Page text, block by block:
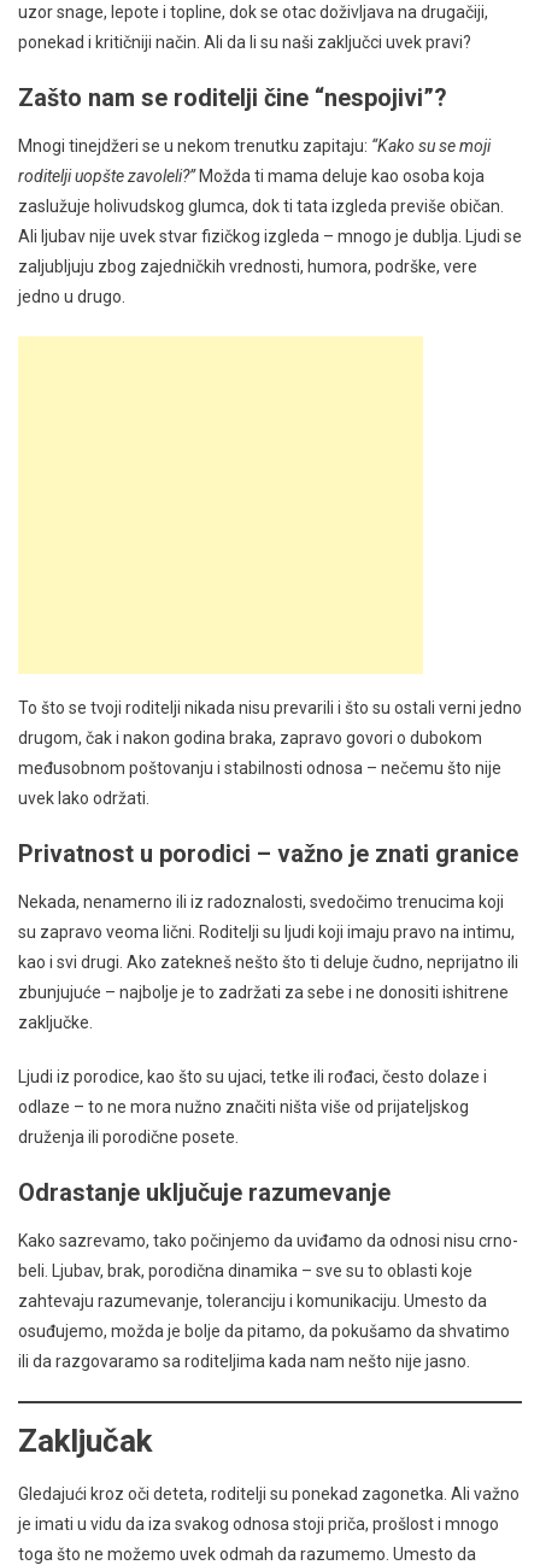
uzor snage, lepote i topline, dok se otac doživljava na drugačiji,
ponekad i kritičniji način. Ali da li su naši zaključci uvek pravi?
Zašto nam se roditelji čine “nespojivi”?
Mnogi tinejdžeri se u nekom trenutku zapitaju: “Kako su se moji
roditelji uopšte zavoleli?”Možda ti mama deluje kao osoba koja
zaslužuje holivudskog glumca, dok ti tata izgleda previše običan.
Ali ljubav nije uvek stvar fizičkog izgleda – mnogo je dublja. Ljudi se
zaljubljuju zbog zajedničkih vrednosti, humora, podrške, vere
jedno u drugo.
To što se tvoji roditelji nikada nisu prevarili i što su ostali verni jedno
drugom, čak i nakon godina braka, zapravo govori o dubokom
međusobnom poštovanju i stabilnosti odnosa – nečemu što nije
uvek lako održati.
Privatnost u porodici – važno je znati granice
Nekada, nenamerno ili iz radoznalosti, svedočimo trenucima koji
su zapravo veoma lični. Roditelji su ljudi koji imaju pravo na intimu,
kao i svi drugi. Ako zatekneš nešto što ti deluje čudno, neprijatno ili
zbunjujuće – najbolje je to zadržati za sebe i ne donositi ishitrene
zaključke.
Ljudi iz porodice, kao što su ujaci, tetke ili rođaci, često dolaze i
odlaze – to ne mora nužno značiti ništa više od prijateljskog
druženja ili porodične posete.
Odrastanje uključuje razumevanje
Kako sazrevamo, tako počinjemo da uviđamo da odnosi nisu crno-
beli. Ljubav, brak, porodična dinamika – sve su to oblasti koje
zahtevaju razumevanje, toleranciju i komunikaciju. Umesto da
osuđujemo, možda je bolje da pitamo, da pokušamo da shvatimo
ili da razgovaramo sa roditeljima kada nam nešto nije jasno.
Zaključak
Gledajući kroz oči deteta, roditelji su ponekad zagonetka. Ali važno
je imati u vidu da iza svakog odnosa stoji priča, prošlost i mnogo
toga što ne možemo uvek odmah da razumemo. Umesto da